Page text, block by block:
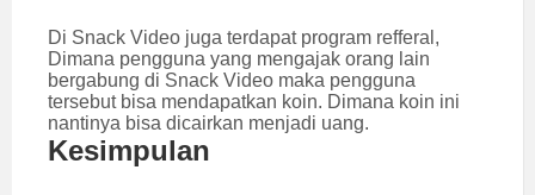
Di Snack Video juga terdapat program refferal,
Dimana pengguna yang mengajak orang lain
bergabung di Snack Video maka pengguna
tersebut bisa mendapatkan koin. Dimana koin ini
nantinya bisa dicairkan menjadi uang.
Kesimpulan